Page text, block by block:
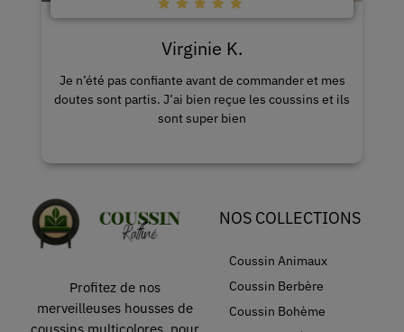
Karine I.
Le grand choix de housse est impressionnant, j’ai
envie de tout acheter.
Profitez de nos
merveilleuses housses de
NOS COLLECTIONS
Coussin Animaux
Coussin Berbère
Coussin Bohème